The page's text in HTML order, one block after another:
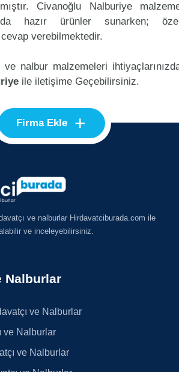
Civanoğlu Nalburiye
hazır ürünler sunarken;
verebilmektedir.
ve nalbur malzemeleri
ile iletişime Geçebilirsiniz.
Firma Ekle +
ve nalburlar Hirdavatciburada.com ile
ve inceleyebilirsiniz.
Nalburlar
ve Nalburlar
ve Nalburlar
ve Nalburlar